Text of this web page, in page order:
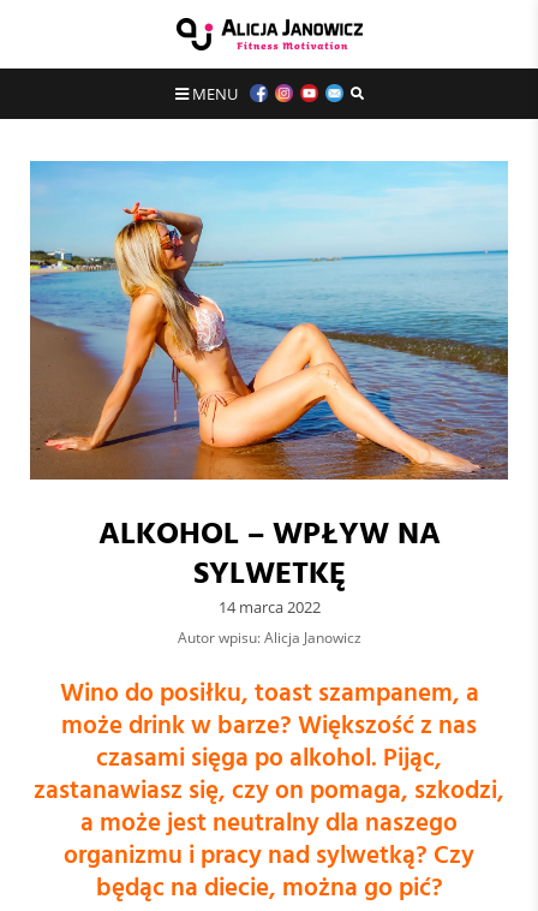
MENU
ALKOHOL – WPŁYW NA
SYLWETKĘ
14 marca 2022
Autor wpisu: Alicja Janowicz
Wino do posiłku, toast szampanem, a
może drink w barze? Większość z nas
czasami sięga po alkohol. Pijąc,
zastanawiasz się, czy on pomaga, szkodzi,
a może jest neutralny dla naszego
organizmu i pracy nad sylwetką? Czy
będąc na diecie, można go pić?